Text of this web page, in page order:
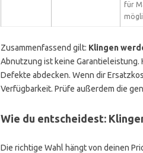
für
Zusammenfassend gilt: Klingen
Abnutzung ist keine
Defekte abdecken. Wenn dir
Verfügbarkeit. Prüfe außerdem die
Wie du entscheidest:
Die richtige Wahl hängt von deinen